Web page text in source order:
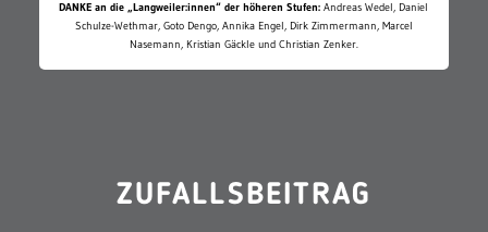
DANKE an die „Langweiler:innen“ der höheren Stufen: Andreas Wedel, Daniel
Schulze-Wethmar, Goto Dengo, Annika Engel, Dirk Zimmermann, Marcel
Nasemann, Kristian Gäckle und Christian Zenker.
ZUFALLSBEITRAG